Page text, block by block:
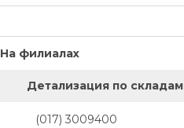
На филиалах
Детализация по складам
(017) 3009400